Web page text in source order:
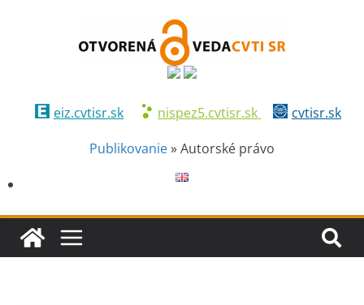
eiz.cvtisr.sk nispez5.cvtisr.sk
cvtisr.sk
Publikovanie»Autorské právo